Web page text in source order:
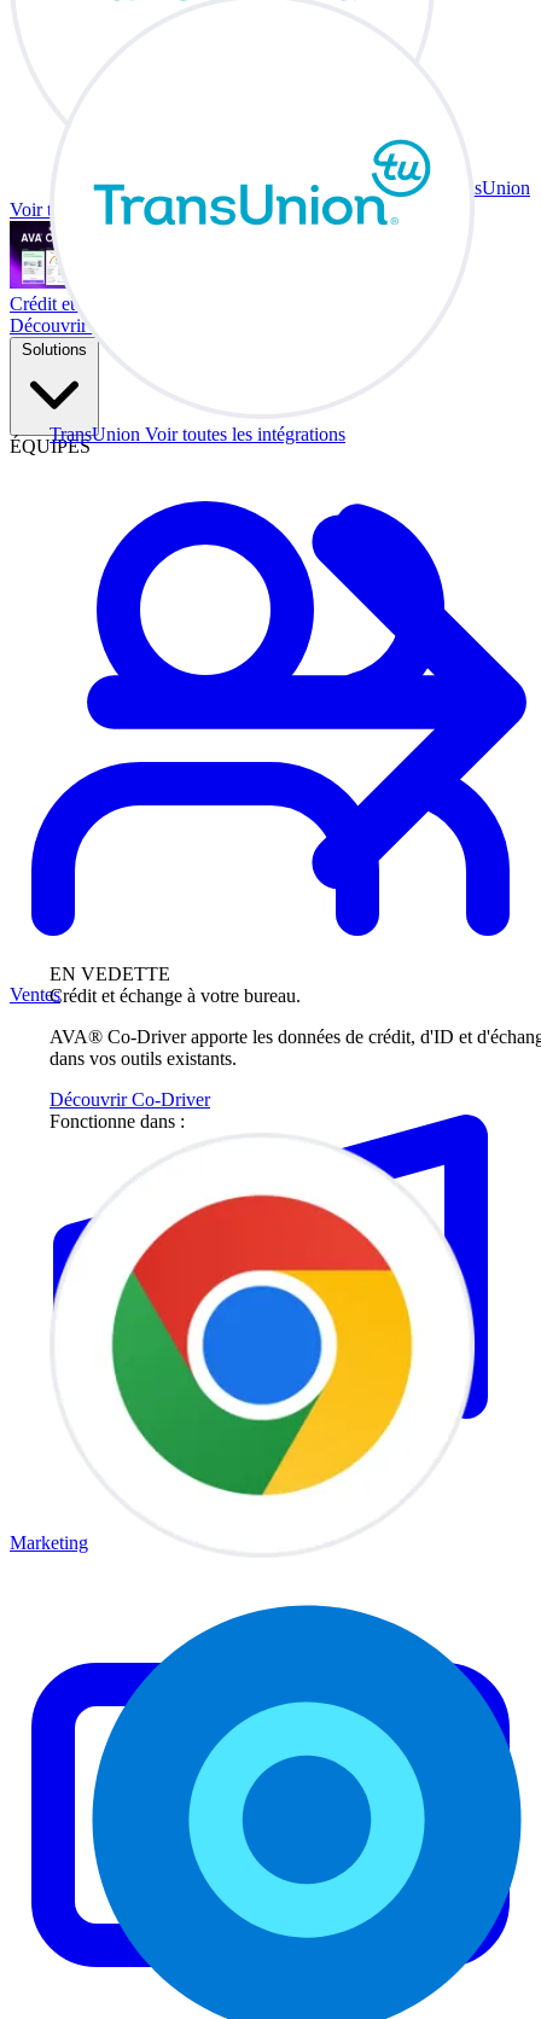
TransUnion Voir toutes les intégrations
EN VEDETTE
Crédit et échange à votre bureau.
AVA® Co-Driver apporte les données de crédit, d'ID et
dans vos outils existants.
Découvrir Co-Driver
Fonctionne dans :
TransUnion
Voir toutes les intégrations
Crédit et échange à votre bureau.
Découvrir Co-Driver
Solutions
ÉQUIPES
Ventes
Marketing